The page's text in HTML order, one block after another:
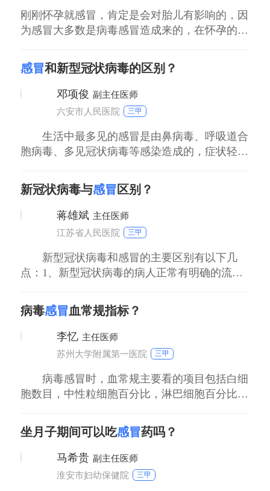
刚刚怀孕就感冒，肯定是会对胎儿有影响的，因
为感冒大多数是病毒感冒造成来的，在怀孕的早
有可能会造成胎儿畸形。因此在怀孕的初期，如
果得了感冒需要造成重视，要到医院产科进行相
关检查，明确感冒原因再对症处理。在整个孕期
要按时进行产检。
感冒和新型冠状病毒的区别？
邓项俊 副主任医师
六安市人民医院
三甲
生活中最多见的感冒是由鼻病毒、呼吸道合
胞病毒、多见冠状病毒等感染造成的，症状轻
烧等。新型冠状病毒感染后的典型症状，以发热
为主，同时会表现出乏力，干咳，进行性呼吸困
难，部分病人症状较轻，无明显发热，少数病人
感染后症状较重，可迅速表现出急性呼吸窘迫综
新冠状病毒与感冒 区别？
蒋雄斌 主任医师
江苏省人民医院
三甲
新型冠状病毒和感冒的主要区别有以下几
点：1、新型冠状病毒的病人正常有明确的流行
毒感染，在临床症状上，主要以发热干咳为主，
而感冒主要以呼吸道的症状，以及鼻部的症状为
主。3、新型冠状病毒感染，在影像学上能够有
明确的表现，感冒正常在影像学上属于正常。
病毒感冒 血常规指标？
李忆 主任医师
苏州大学附属第一医院
三甲
病毒感冒时，血常规主要看的项目包括白细
胞数目，中性粒细胞百分比，淋巴细胞百分比在
LYM％。一般来说，病毒性感冒病人的血常规里
边，白细胞总数在正常范围内，中性粒细胞百分
比下降，而淋巴细胞百分比多数增高。而细菌性
感冒则是白细胞总数升高，中性粒细胞百分比升
坐月子期间可以吃感冒药吗？
马希贵 副主任医师
淮安市妇幼保健院
三甲